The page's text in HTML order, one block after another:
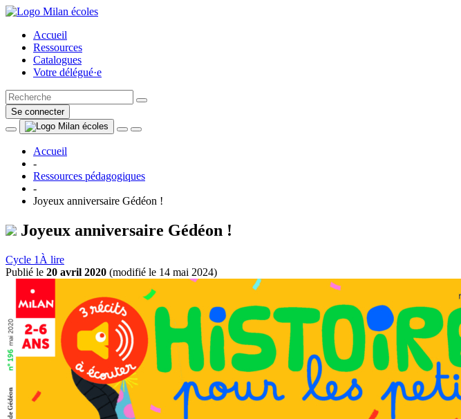
Accueil
Ressources
Catalogues
Votre délégué·e
Se connecter
Accueil
-
Ressources pédagogiques
-
Joyeux anniversaire Gédéon !
Joyeux anniversaire Gédéon !
Cycle 1 À lire
Publié le 20 avril 2020 (modifié le 14 mai 2024)